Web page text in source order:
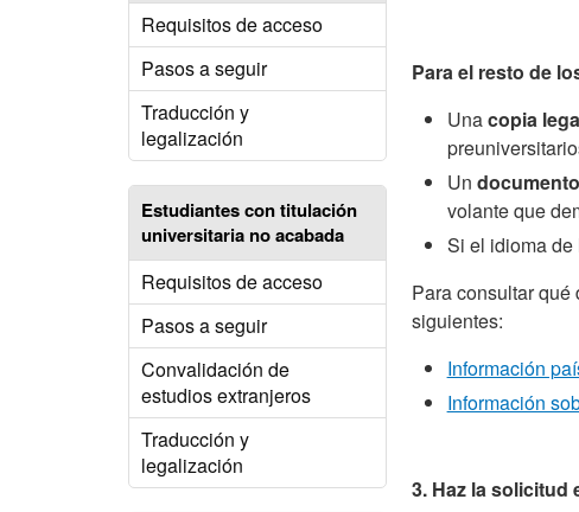
Requisitos de acceso
Pasos a seguir
Traducción y
legalización
Estudiantes con titulación
universitaria no acabada
Requisitos de acceso
Pasos a seguir
Convalidación de
estudios extranjeros
Traducción y
legalización
Para el resto de
Unacopia
Un documento
volante que
Si el idioma
Para consultar
siguientes:
Información
Información
3. Haz la solicitud